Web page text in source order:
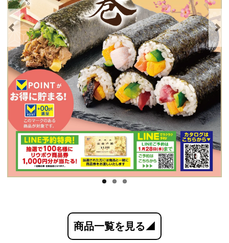
セキュリティ
商品一覧を見る◢